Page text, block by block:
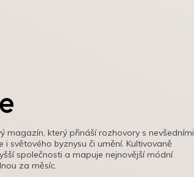
magazín, který přináší rozhovory s nevšedními
i světového byznysu či umění. Kultivovaně
společnosti a mapuje nejnovější módní
za měsíc.